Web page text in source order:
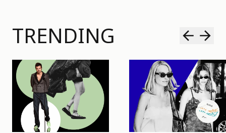
TRENDING